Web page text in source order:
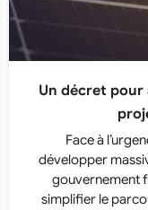
Un décret pour
Face à
développer
gouvernement
simplifier le